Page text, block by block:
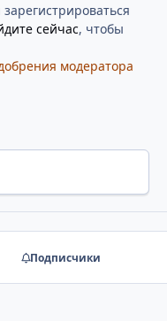
сейчас, чтобы
модератора
Подписчики